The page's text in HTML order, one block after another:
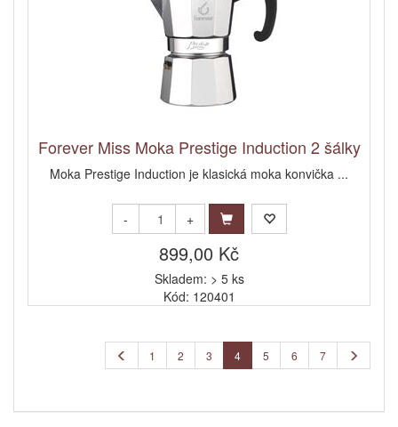
Forever Miss Moka Prestige Induction 2 šálky
Moka Prestige Induction je klasická moka konvička ...
- +
899,00 Kč
Skladem: > 5 ks
Kód: 120401
1 2 3 4 5 6 7